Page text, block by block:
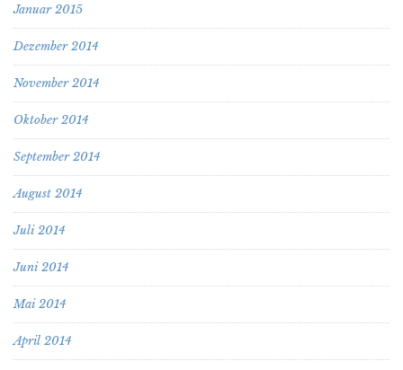
Januar 2015
Dezember 2014
November 2014
Oktober 2014
September 2014
August 2014
Juli 2014
Juni 2014
Mai 2014
April 2014